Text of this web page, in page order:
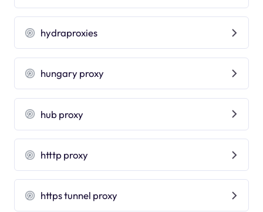
hydraproxies
hungary proxy
hub proxy
htttp proxy
https tunnel proxy